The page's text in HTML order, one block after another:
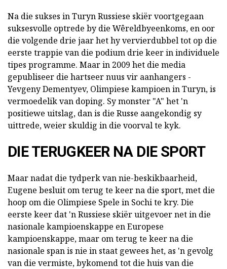
Na die sukses in Turyn Russiese skiër voortgegaan
suksesvolle optrede by die Wêreldbyeenkoms, en oor
die volgende drie jaar het hy vervierdubbel tot op die
eerste trappie van die podium drie keer in individuele
tipes programme. Maar in 2009 het die media
gepubliseer die hartseer nuus vir aanhangers -
Yevgeny Dementyev, Olimpiese kampioen in Turyn, is
vermoedelik van doping. Sy monster "A" het 'n
positiewe uitslag, dan is die Russe aangekondig sy
uittrede, weier skuldig in die voorval te kyk.
DIE TERUGKEER NA DIE SPORT
Maar nadat die tydperk van nie-beskikbaarheid,
Eugene besluit om terug te keer na die sport, met die
hoop om die Olimpiese Spele in Sochi te kry. Die
eerste keer dat 'n Russiese skiër uitgevoer net in die
nasionale kampioenskappe en Europese
kampioenskappe, maar om terug te keer na die
nasionale span is nie in staat gewees het, as 'n gevolg
van die vermiste, bykomend tot die huis van die